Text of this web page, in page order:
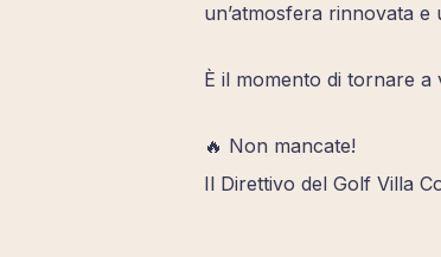
un’atmosfera rinnovata
È il momento di tornare a
🔥 Non mancate!
Il Direttivo del Golf Villa